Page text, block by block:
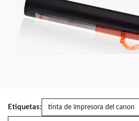
Etiquetas: tinta de impresora del canon